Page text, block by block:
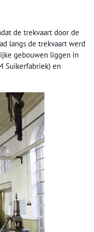
de trekvaart door de
langs de trekvaart werd
gebouwen liggen in
Suikerfabriek) en